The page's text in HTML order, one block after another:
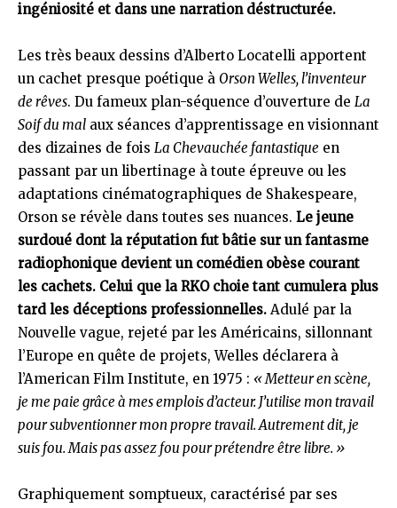
ingéniosité et dans une narration déstructurée.
Les très beaux dessins d’Alberto Locatelli apportent
un cachet presque poétique à Orson Welles, l’inventeur
de rêves. Du fameux plan-séquence d’ouverture de La
Soif du mal aux séances d’apprentissage en visionnant
des dizaines de fois La Chevauchée fantastique en
passant par un libertinage à toute épreuve ou les
adaptations cinématographiques de Shakespeare,
Orson se révèle dans toutes ses nuances. Le jeune
surdoué dont la réputation fut bâtie sur un fantasme
radiophonique devient un comédien obèse courant
les cachets. Celui que la RKO choie tant cumulera plus
tard les déceptions professionnelles. Adulé par la
Nouvelle vague, rejeté par les Américains, sillonnant
l’Europe en quête de projets, Welles déclarera à
l’American Film Institute, en 1975 : « Metteur en scène,
je me paie grâce à mes emplois d’acteur. J’utilise mon travail
pour subventionner mon propre travail. Autrement dit, je
suis fou. Mais pas assez fou pour prétendre être libre. »
Graphiquement somptueux, caractérisé par ses